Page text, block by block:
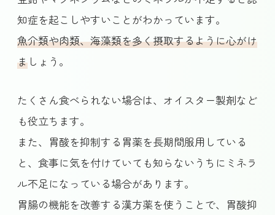
知症を起こしやすいことがわかっています。
魚介類や肉類、海藻類を多く摂取するように心がけ
ましょう。
たくさん食べられない場合は、オイスター製剤など
も役立ちます。
また、胃酸を抑制する胃薬を長期間服用している
と、食事に気を付けていても知らないうちにミネラ
ル不足になっている場合があります。
胃腸の機能を改善する漢方薬を使うことで、胃酸抑